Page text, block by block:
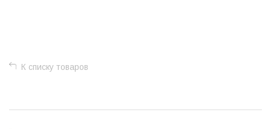
К списку товаров